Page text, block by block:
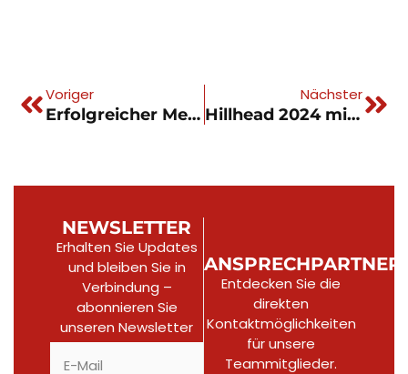
Voriger
Erfolgreicher Messeauftritt der ARJES Impaktor GmbH
Nächster
Hillhead 2024 mit dem Arjes Impaktor 250 EVO II
NEWSLETTER
Erhalten Sie Updates
und bleiben Sie in
Verbindung –
abonnieren Sie
unseren Newsletter​
ANSPRECHPARTNER
Entdecken Sie die
direkten
Kontaktmöglichkeiten
für unsere
Teammitglieder.